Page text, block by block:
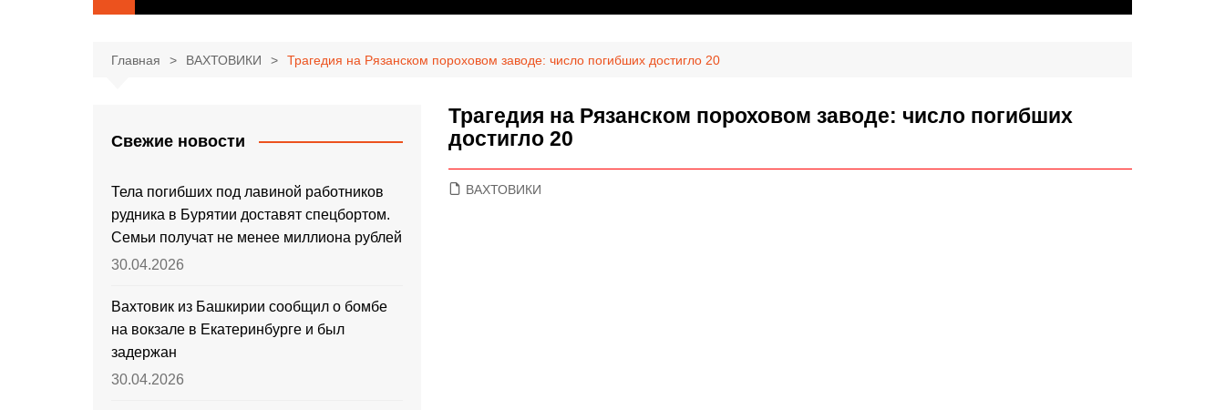
Главная ВАХТОВИКИ Трагедия на Рязанском пороховом заводе: число погибших достигло 20
Трагедия на Рязанском пороховом заводе: число погибших
достигло 20
ВАХТОВИКИ
Свежие новости
Тела погибших под лавиной работников
рудника в Бурятии доставят спецбортом.
Семьи получат не менее миллиона рублей
30.04.2026
Вахтовик из Башкирии сообщил о бомбе
на вокзале в Екатеринбурге и был
задержан
30.04.2026